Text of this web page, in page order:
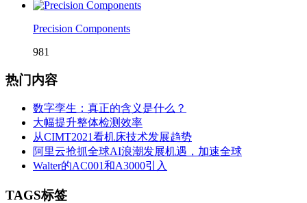
Precision Components
981
热门内容
数字孪生：真正的含义是什么？
大幅提升整体检测效率
从CIMT2021看机床技术发展趋势
阿里云抢抓全球AI浪潮发展机遇，加速全球
Walter的AC001和A3000引入
TAGS标签